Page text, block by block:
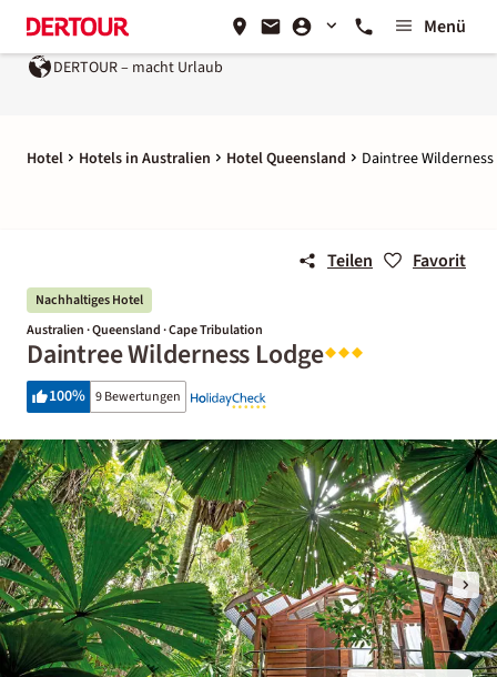
Menü
DERTOUR – macht Urlaub
Hotel Hotels in Australien Hotel Queensland Daintree
Teilen Favorit
Nachhaltiges Hotel
Australien · Queensland · Cape Tribulation
Daintree Wilderness Lodge
100% 9 Bewertungen